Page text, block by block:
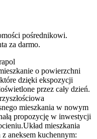
pośrednikowi.
za darmo.
o powierzchni
dzięki ekspozycji
przez cały dzień.
mieszkania w nowym
propozycję w inwestycji
mieszkania
aneksem kuchennym: